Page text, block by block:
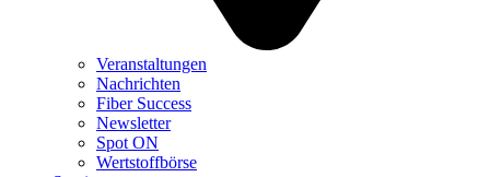
Veranstaltungen
Nachrichten
Fiber Success
Newsletter
Spot ON
Wertstoffbörse